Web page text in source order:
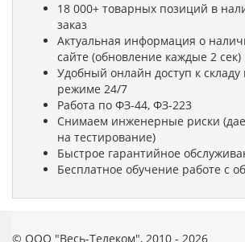
18 000+ товарных позиций в
заказ
Актуальная информация о
сайте (обновление каждые 2 сек)
Удобный онлайн доступ к складу
режиме 24/7
Работа по ФЗ-44, ФЗ-223
Снимаем инженерные риски
на тестирование)
Быстрое гарантийное
Бесплатное обучение работе с
© ООО "Весь-Телеком", 2010 - 2026